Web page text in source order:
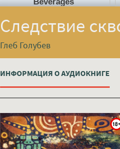
Следствие
Глеб Голубев
ИНФОРМАЦИЯ О АУДИОКНИГЕ